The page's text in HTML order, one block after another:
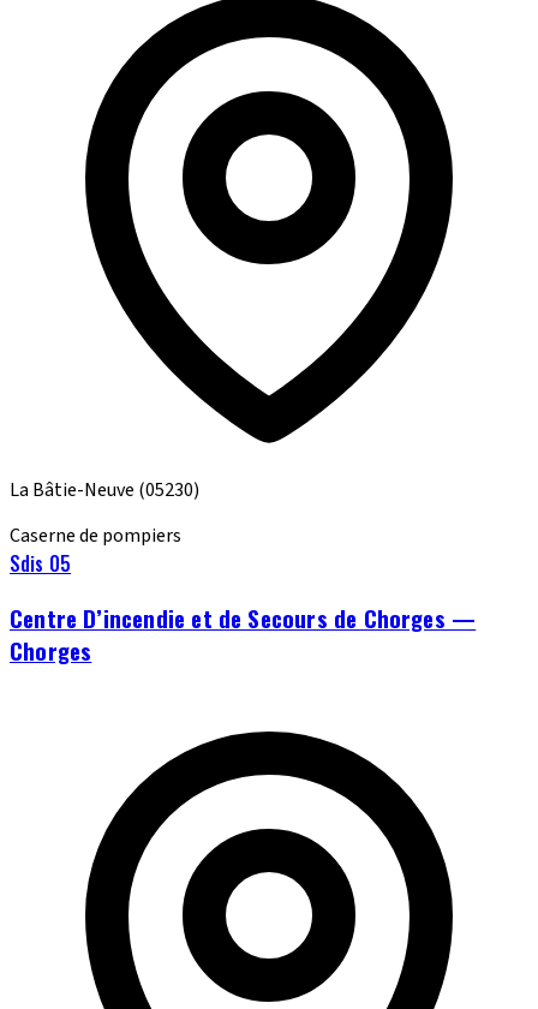
La Bâtie-Neuve (05230)
Caserne de pompiers
Sdis 05
Centre D’incendie et de Secours de Chorges —
Chorges